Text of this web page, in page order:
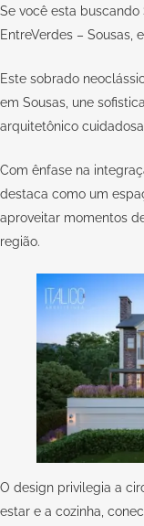
Se você esta
EntreVerdes – Sousas,
Este sobrado
em Sousas, une
arquitetônico
Com ênfase na
destaca como um
aproveitar momentos
região.
O design privilegia a
estar e a cozinha,